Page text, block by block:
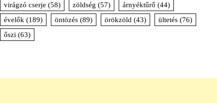
virágzó cserje (58) zöldség (57) árnyéktűrő (44)
évelők (189) öntözés (89) örökzöld (43) ültetés (76)
őszi (63)